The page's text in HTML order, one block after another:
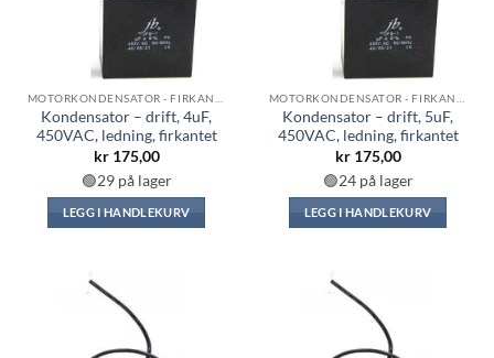
MOTORKONDENSATOR - FIRKANTET
Kondensator – drift, 4uF,
450VAC, ledning, firkantet
kr175,00
🟢29 på lager
LEGG I HANDLEKURV
MOTORKONDENSATOR - FIRKANTET
Kondensator – drift, 5uF,
450VAC, ledning, firkantet
kr175,00
🟢24 på lager
LEGG I HANDLEKURV